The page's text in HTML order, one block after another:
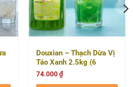
Douxian – Thạch Dừa Vị
Táo Xanh 2.5kg (6
Hộp/Thùng)
74.000₫